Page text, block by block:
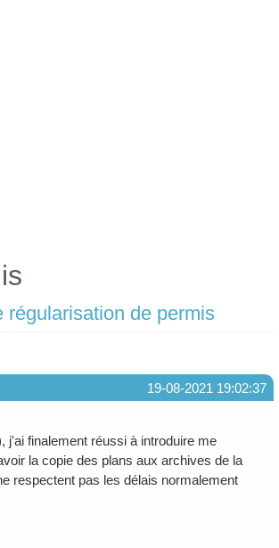
régularisation de permis
19-08-2021 19:02:37
j'ai finalement réussi à introduire me
la copie des plans aux archives de la
respectent pas les délais normalement